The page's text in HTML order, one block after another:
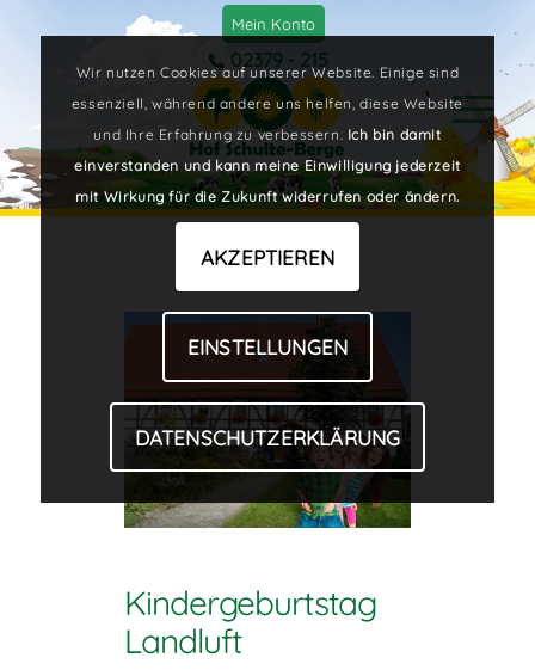
Mein Konto
02379 - 215
Kindergeburtstag
Landluft
Wir nutzen Cookies auf unserer Website. Einige sind
essenziell, während andere uns helfen, diese Website
und Ihre Erfahrung zu verbessern. Ich bin damit
einverstanden und kann meine Einwilligung jederzeit
mit Wirkung für die Zukunft widerrufen oder ändern.
AKZEPTIEREN
EINSTELLUNGEN
DATENSCHUTZERKLÄRUNG